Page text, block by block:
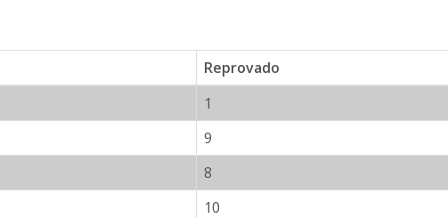
Reprovado
1
9
8
10